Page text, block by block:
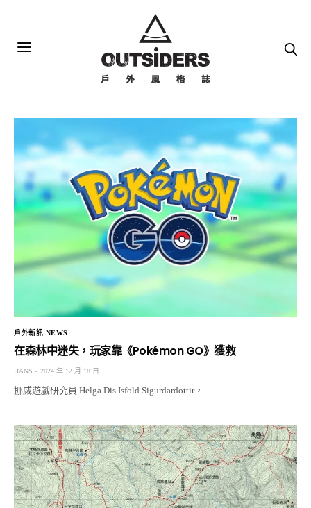
戶外新訊 NEWS
在森林中迷失，玩家靠《Pokémon GO》獲救
HANS 2024 年 12 月 18 日
挪威遊戲研究員 Helga Dis Isfold Sigurdardottir，…